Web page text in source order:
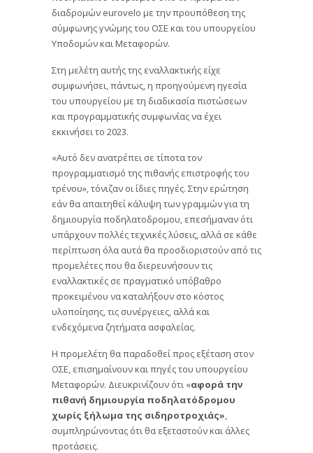
διαδρομών eurovelo με την προυπόθεση της
σύμφωνης γνώμης του ΟΣΕ και του υπουργείου
Υποδομών και Μεταφορών.
Στη μελέτη αυτής της εναλλακτικής είχε
συμφωνήσει, πάντως, η προηγούμενη ηγεσία
του υπουργείου με τη διαδικασία πιστώσεων
και προγραμματικής συμφωνίας να έχει
εκκινήσει το 2023.
«Αυτό δεν ανατρέπει σε τίποτα τον
προγραμματισμό της πιθανής επιστροφής του
τρένου», τόνιζαν οι ίδιες πηγές. Στην ερώτηση
εάν θα απαιτηθεί κάλυψη των γραμμών για τη
δημιουργία ποδηλατοδρομου, επεσήμαναν ότι
υπάρχουν πολλές τεχνικές λύσεις, αλλά σε κάθε
περίπτωση όλα αυτά θα προσδιοριστούν από τις
προμελέτες που θα διερευνήσουν τις
εναλλακτικές σε πραγματικό υπόβαθρο
προκειμένου να καταλήξουν στο κόστος
υλοποίησης, τις συνέργειες, αλλά και
ενδεχόμενα ζητήματα ασφαλείας.
Η προμελέτη θα παραδοθεί προς εξέταση στον
ΟΣΕ, επισημαίνουν και πηγές του υπουργείου
Μεταφορών. Διευκρινίζουν ότι «αφορά την
πιθανή δημιουργία ποδηλατόδρομου
χωρίς ξήλωμα της σιδηροτροχιάς»,
συμπληρώνοντας ότι θα εξεταστούν και άλλες
προτάσεις.